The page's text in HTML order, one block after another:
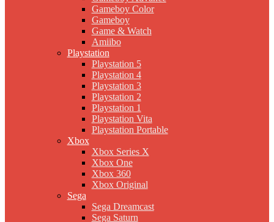
Gameboy Color
Gameboy
Game & Watch
Amiibo
Playstation
Playstation 5
Playstation 4
Playstation 3
Playstation 2
Playstation 1
Playstation Vita
Playstation Portable
Xbox
Xbox Series X
Xbox One
Xbox 360
Xbox Original
Sega
Sega Dreamcast
Sega Saturn